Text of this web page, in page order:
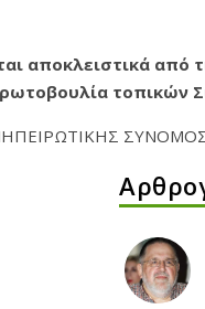
αποκλειστικά από
τοπικών